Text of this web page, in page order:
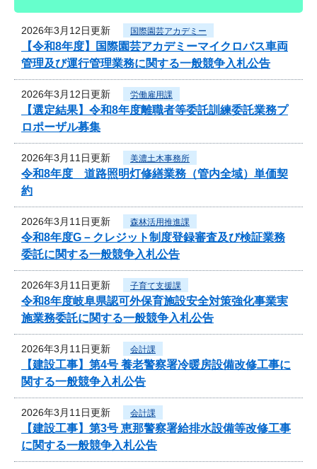
2026年3月12日更新 国際園芸アカデミー
【令和8年度】国際園芸アカデミーマイクロバス車両
管理及び運行管理業務に関する一般競争入札公告
2026年3月12日更新 労働雇用課
【選定結果】令和8年度離職者等委託訓練委託業務プ
ロポーザル募集
2026年3月11日更新 美濃土木事務所
令和8年度 道路照明灯修繕業務（管内全域）単価契
約
2026年3月11日更新 森林活用推進課
令和8年度G－クレジット制度登録審査及び検証業務
委託に関する一般競争入札公告
2026年3月11日更新 子育て支援課
令和8年度岐阜県認可外保育施設安全対策強化事業実
施業務委託に関する一般競争入札公告
2026年3月11日更新 会計課
【建設工事】第4号 養老警察署冷暖房設備改修工事に
関する一般競争入札公告
2026年3月11日更新 会計課
【建設工事】第3号 恵那警察署給排水設備等改修工事
に関する一般競争入札公告